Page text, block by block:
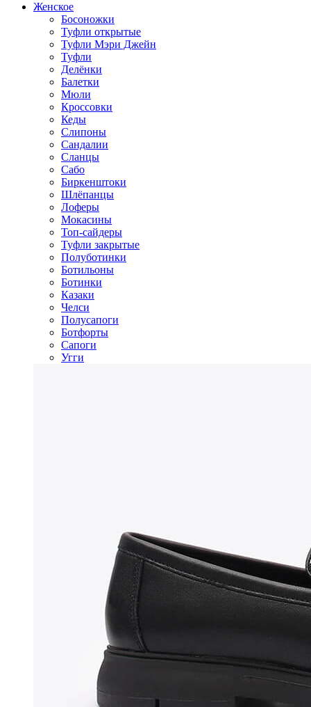
Женское
Босоножки
Туфли открытые
Туфли Мэри Джейн
Туфли
Делёнки
Балетки
Мюли
Кроссовки
Кеды
Слипоны
Сандалии
Сланцы
Сабо
Биркенштоки
Шлёпанцы
Лоферы
Мокасины
Топ-сайдеры
Туфли закрытые
Полуботинки
Ботильоны
Ботинки
Казаки
Челси
Полусапоги
Ботфорты
Сапоги
Угги